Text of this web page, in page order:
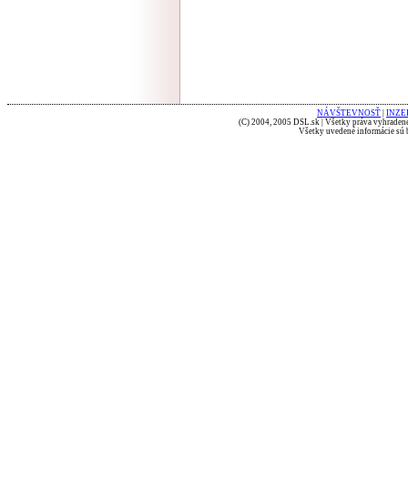
NÁVŠTEVNOSŤ
(C) 2004, 2005 DSL.sk | Všetky práva
Všetky uvedené informácie sú